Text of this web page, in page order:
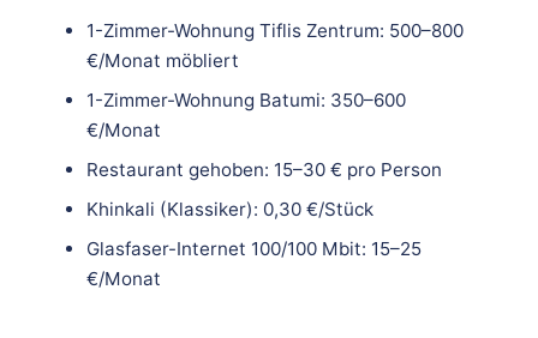
1-Zimmer-Wohnung Tiflis Zentrum: 500–800
€/Monat möbliert
1-Zimmer-Wohnung Batumi: 350–600
€/Monat
Restaurant gehoben: 15–30 € pro Person
Khinkali (Klassiker): 0,30 €/Stück
Glasfaser-Internet 100/100 Mbit: 15–25
€/Monat